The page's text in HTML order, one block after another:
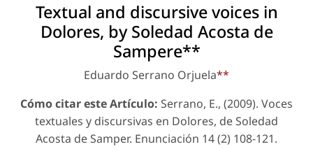
Textual and discursive voices in
Dolores, by Soledad Acosta de
Sampere**
Eduardo Serrano Orjuela**
Cómo citar este Artículo: Serrano, E., (2009). Voces
textuales y discursivas en Dolores, de Soledad
Acosta de Samper. Enunciación 14 (2) 108-121.